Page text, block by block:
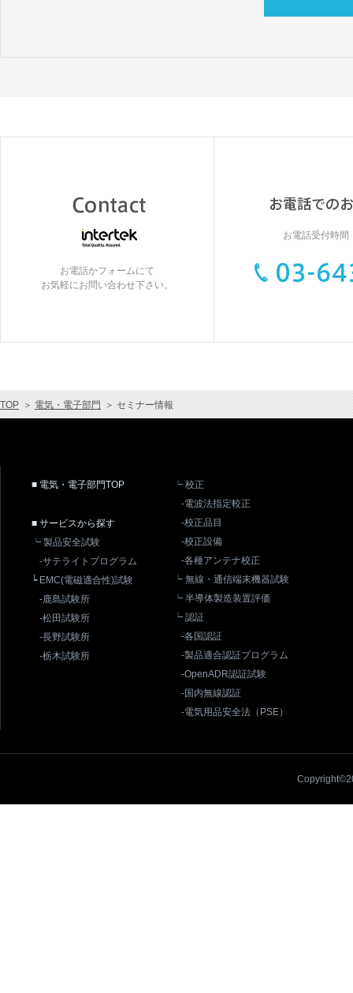
お電話かフォームにて
お気軽にお問い合わせ下さい。
お電話受付時間
TOP ＞ 電気・電子部門 ＞ セミナー情報
■ 電気・電子部門TOP
■ サービスから探す
┕ 製品安全試験
-サテライトプログラム
┕ EMC(電磁適合性)試験
-鹿島試験所
-松田試験所
-長野試験所
-栃木試験所
┕ 校正
-電波法指定較正
-校正品目
-校正設備
-各種アンテナ校正
┕ 無線・通信端末機器試験
┕ 半導体製造装置評価
┕ 認証
-各国認証
-製品適合認証プログラム
-OpenADR認証試験
-国内無線認証
-電気用品安全法（PSE）